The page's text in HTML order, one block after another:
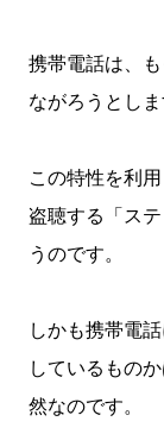
携帯電話は、
ながろうとしま
この特性を利
盗聴する「ス
うのです。
しかも携帯電
しているもの
然なのです。